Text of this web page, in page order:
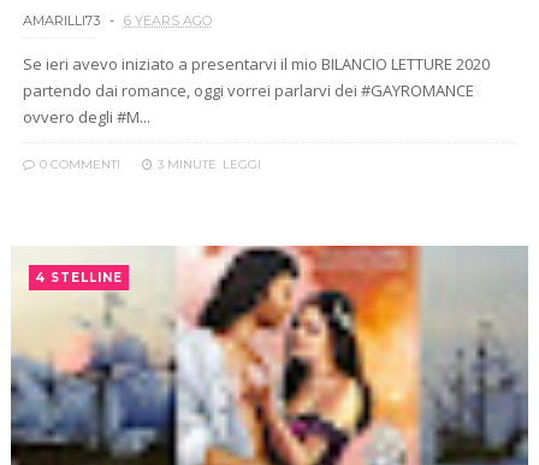
AMARILLI73 6 YEARS AGO
Se ieri avevo iniziato a presentarvi il mio BILANCIO LETTURE 2020
partendo dai romance, oggi vorrei parlarvi dei #GAYROMANCE
ovvero degli #M...
0 COMMENTI 3 MINUTE LEGGI
4 STELLINE